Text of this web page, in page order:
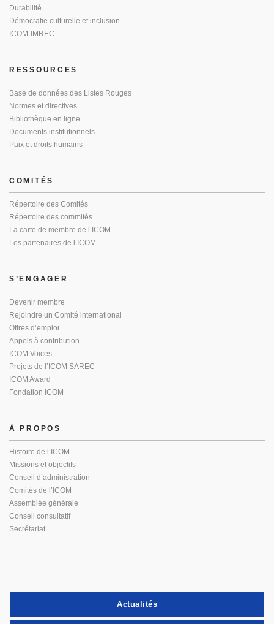
Durabilité
Démocratie culturelle et inclusion
ICOM-IMREC
RESSOURCES
Base de données des Listes Rouges
Normes et directives
Bibliothèque en ligne
Documents institutionnels
Paix et droits humains
COMITÉS
Répertoire des Comités
Répertoire des commités
La carte de membre de l’ICOM
Les partenaires de l’ICOM
S’ENGAGER
Devenir membre
Rejoindre un Comité international
Offres d’emploi
Appels à contribution
ICOM Voices
Projets de l’ICOM SAREC
ICOM Award
Fondation ICOM
À PROPOS
Histoire de l’ICOM
Missions et objectifs
Conseil d’administration
Comités de l’ICOM
Assemblée générale
Conseil consultatif
Secrétariat
Actualités